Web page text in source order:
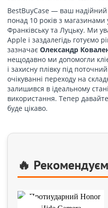
BestBuyCase — ваш надійний
понад 10 років з магазинами
Франківську та Луцьку. Ми
Apple і заздалегідь готуємо
зазначає Олександр
нещодавно ми допомогли
і захисну плівку під
очікуванні переходу на
залишився в ідеальному
використання. Тепер
буде цікаво.
🔥